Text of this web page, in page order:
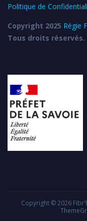
Politique de
Copyright 2025 Régie
Tous droits réservés.
Copyright © 2026